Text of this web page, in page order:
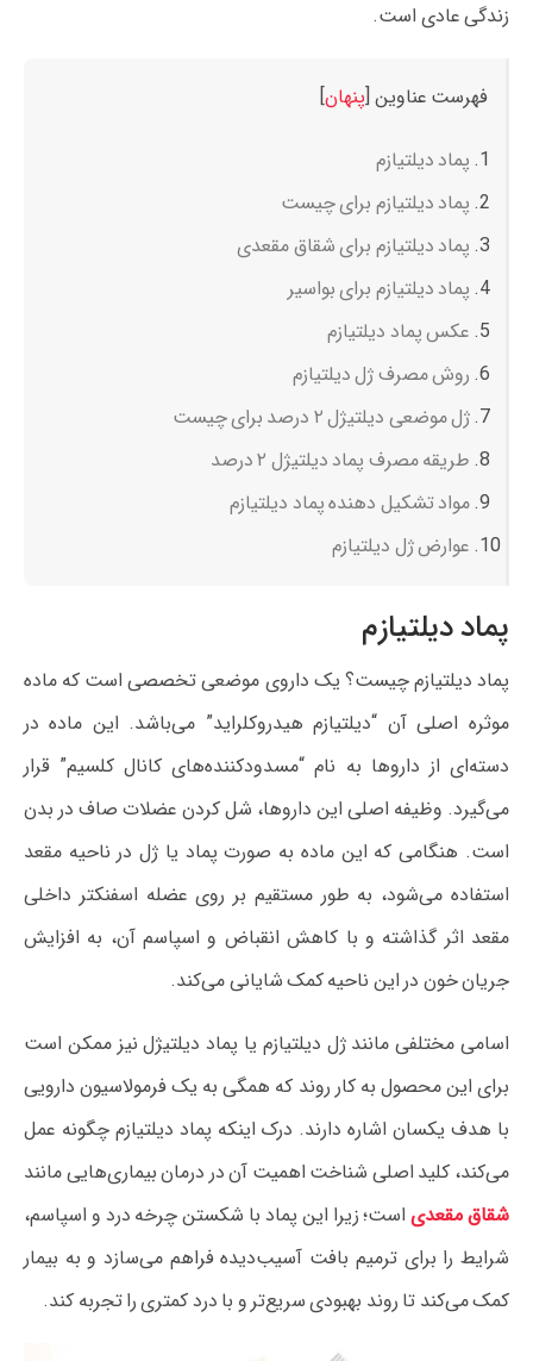
زندگی عادی است.
فهرست عناوین [پنهان]
پماد دیلتیازم
پماد دیلتیازم برای چیست
پماد دیلتیازم برای شقاق مقعدی
پماد دیلتیازم برای بواسیر
عکس پماد دیلتیازم
روش مصرف ژل دیلتیازم
ژل موضعی دیلتیژل ۲ درصد برای چیست
طریقه مصرف پماد دیلتیژل ۲ درصد
مواد تشکیل دهنده پماد دیلتیازم
عوارض ژل دیلتیازم
پماد دیلتیازم
پماد دیلتیازم چیست؟ یک داروی موضعی تخصصی است که ماده
موثره اصلی آن “دیلتیازم هیدروکلراید” می‌باشد. این ماده در
دسته‌ای از داروها به نام “مسدودکننده‌های کانال کلسیم” قرار
می‌گیرد. وظیفه اصلی این داروها، شل کردن عضلات صاف در بدن
است. هنگامی که این ماده به صورت پماد یا ژل در ناحیه مقعد
استفاده می‌شود، به طور مستقیم بر روی عضله اسفنکتر داخلی
مقعد اثر گذاشته و با کاهش انقباض و اسپاسم آن، به افزایش
جریان خون در این ناحیه کمک شایانی می‌کند.
اسامی مختلفی مانند ژل دیلتیازم یا پماد دیلتیژل نیز ممکن است
برای این محصول به کار روند که همگی به یک فرمولاسیون دارویی
با هدف یکسان اشاره دارند. درک اینکه پماد دیلتیازم چگونه عمل
می‌کند، کلید اصلی شناخت اهمیت آن در درمان بیماری‌هایی مانند
شقاق مقعدیاست؛ زیرا این پماد با شکستن چرخه درد و اسپاسم،
شرایط را برای ترمیم بافت آسیب‌دیده فراهم می‌سازد و به بیمار
کمک می‌کند تا روند بهبودی سریع‌تر و با درد کمتری را تجربه کند.